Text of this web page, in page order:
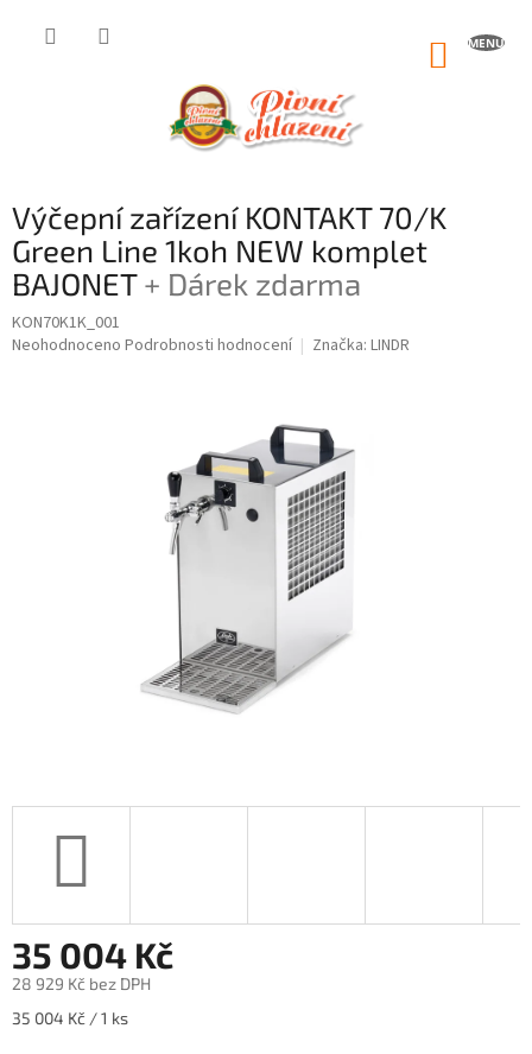
Výčepní zařízení KONTAKT 70/K
Green Line 1koh NEW komplet
BAJONET+ Dárek zdarma
KON70K1K_001
Průměrné
Neohodnoceno Podrobnosti hodnocení Značka: LINDR
35 004 Kč
28 929 Kč bez DPH
Měrná
35 004 Kč / 1 ks